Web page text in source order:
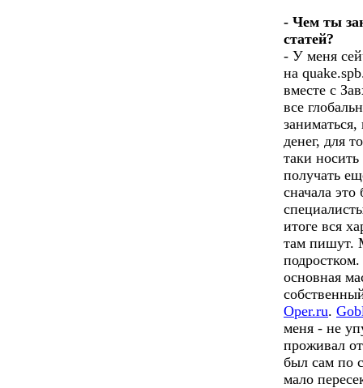
- Чем ты
статей?
- У меня
на
вместе с
все
заниматься,
денег, для
таки
получать
сначала
итоге вся
там пишут.
основная
Oper.ru.
меня - не
проживал
был сам по
мало